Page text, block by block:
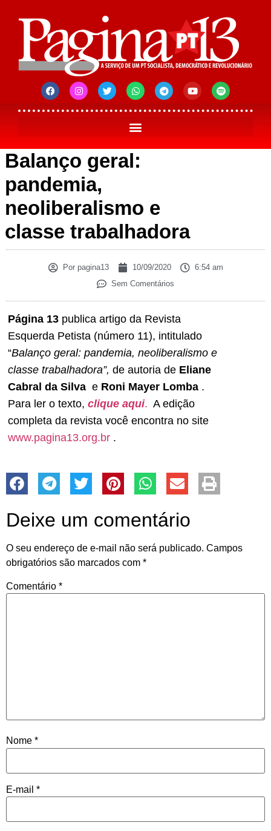
Balanço geral:
pandemia,
neoliberalismo e
classe trabalhadora
Porpagina13 10/09/2020
6:54 am
Sem Comentários
Página 13 publica artigo da Revista
Esquerda Petista (número 11), intitulado
“Balanço geral: pandemia, neoliberalismo e
classe trabalhadora”, de autoria de Eliane
Cabral da Silva e Roni Mayer Lomba .
Para ler o texto, clique aqui. A edição
completa da revista você encontra no site
www.pagina13.org.br .
Deixe um comentário
O seu endereço de e-mail não será publicado. Campos
obrigatórios são marcados com *
Comentário *
Nome *
E-mail *